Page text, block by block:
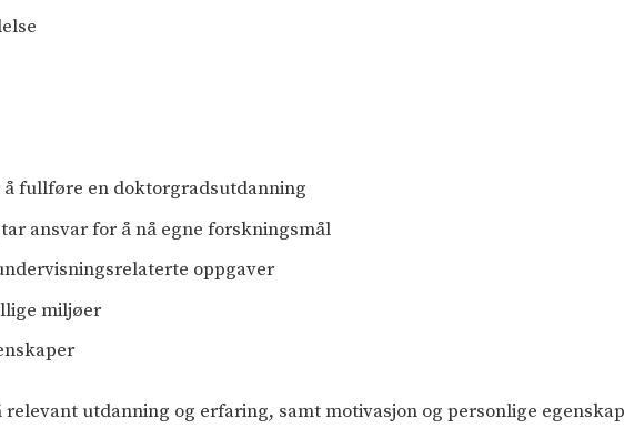
fullføre en doktorgradsutdanning
ansvar for å nå egne forskningsmål
oppgaver
miljøer
utdanning og erfaring, samt motivasjon og personlige